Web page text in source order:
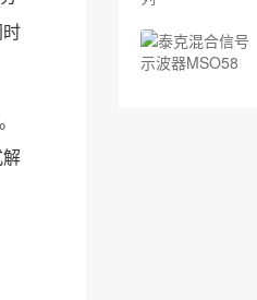
时
解